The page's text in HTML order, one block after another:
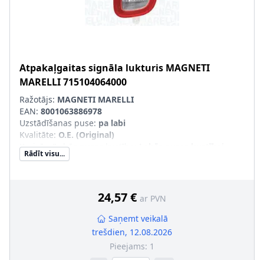
Atpakaļgaitas signāla lukturis MAGNETI
MARELLI715104064000
Ražotājs: MAGNETI MARELLI
EAN: 8001063886978
Uzstādīšanas puse: pa labi
Kvalitāte: O.E. (Original)
Kreisās-/Labās puses kustība
Papildus artikuls/Papildus informācija
Rādīt visu...
24,57 € ar PVN
Saņemt veikalā
trešdien, 12.08.2026
Pieejams: 1